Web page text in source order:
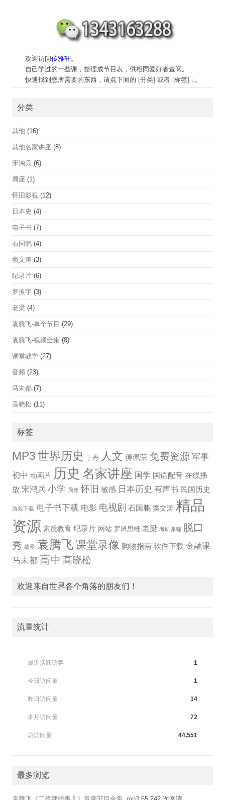
欢迎访问传雅轩。
自己学过的一些课，整理成节目表，供相同爱好者查阅。
快速找到您所需要的东西，请点下面的 [分类] 或者 [标签] ↓。
分类
其他 (16)
其他名家讲座 (8)
宋鸿兵 (6)
局座 (1)
怀旧影视 (12)
日本史 (4)
电子书 (7)
石国鹏 (4)
窦文涛 (3)
纪录片 (6)
罗振宇 (3)
老梁 (4)
袁腾飞-单个节目 (29)
袁腾飞-视频全集 (8)
课堂教学 (27)
音频 (23)
马未都 (7)
高晓松 (11)
标签
MP3 世界历史 于丹 人文 傅佩荣 免费资源 军事
初中 动画片 历史 名家讲座 国学 国语配音 在线播
放 宋鸿兵 小学 局座 怀旧 敏感 日本历史 有声书 民国历史
游戏下载 电子书下载 电影 电视剧 石国鹏 窦文涛 精品
资源 素质教育 纪录片 网站 罗辑思维 老梁 考研课程
脱口
秀 蒙曼 袁腾飞 课堂录像 购物指南 软件下载 金融课
马未都 高中 高晓松
欢迎来自世界各个角落的朋友们！
流量统计
1
最近活跃访客
1
今日访问量
14
昨日访问量
72
本月访问量
44,551
总访问量
最多浏览